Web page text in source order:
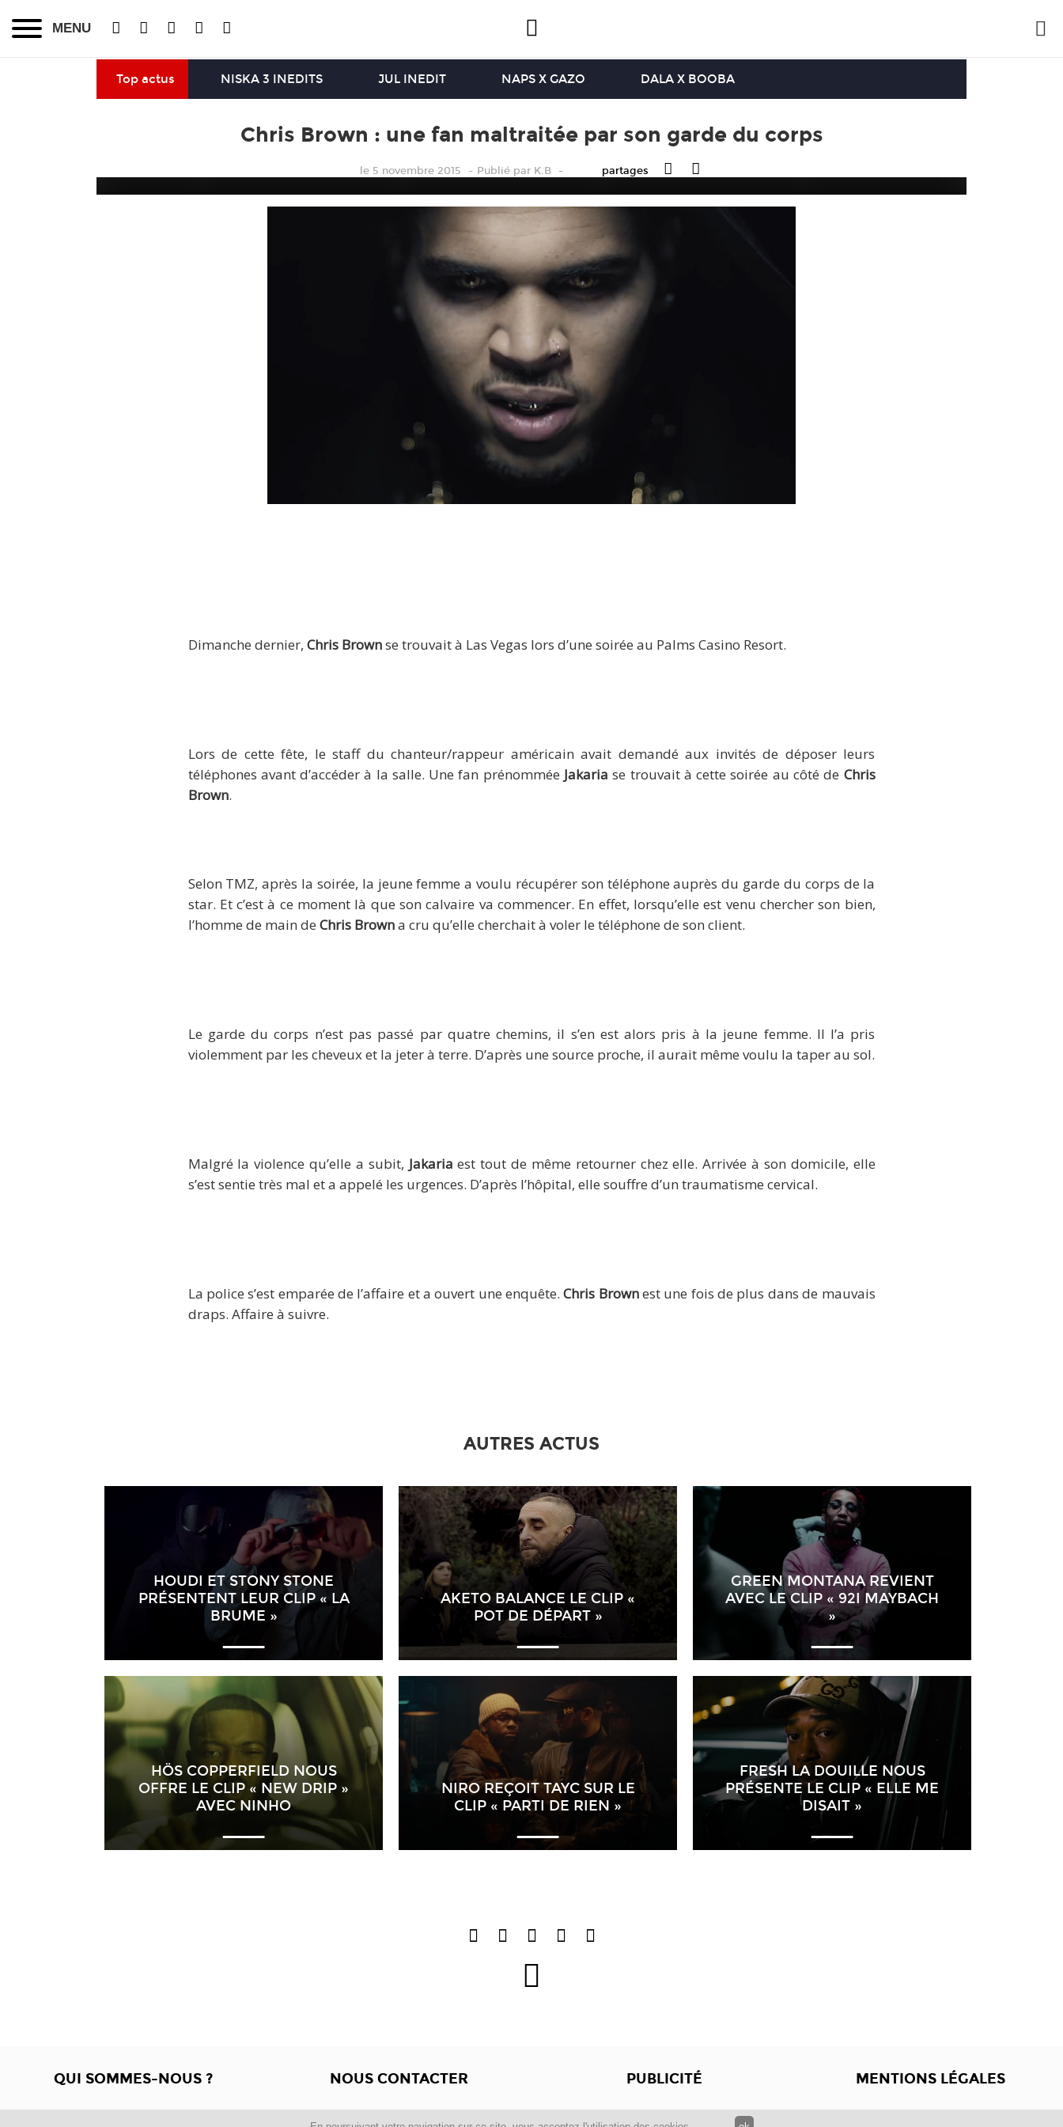
MENU
Top actus NISKA 3 INEDITS JUL INEDIT NAPS X GAZO DALA X BOOBA
Chris Brown : une fan maltraitée par son garde du corps
le 5 novembre 2015 Publiépar K.B partages
Dimanche dernier, Chris Brownse trouvait à Las Vegas lors d’une soirée au Palms Casino Resort.
Lors de cette fête, le staff du chanteur/rappeur américain avait demandé aux invités de déposer leurs
téléphones avant d’accéder à la salle. Une fan prénommée Jakaria se trouvait à cette soirée au côté de Chris
Brown.
Selon TMZ, après la soirée, la jeune femme a voulu récupérer son téléphone auprès du garde du corps de la
star. Et c’est à ce moment là que son calvaire va commencer. En effet, lorsqu’elle est venu chercher son bien,
l’homme de main de Chris Browna cru qu’elle cherchait à voler le téléphone de son client.
Le garde du corps n’est pas passé par quatre chemins, il s’en est alors pris à la jeune femme. Il l’a pris
violemment par les cheveux et la jeter à terre. D’après une source proche, il aurait même voulu la taper au sol.
Malgré la violence qu’elle a subit, Jakaria est tout de même retourner chez elle. Arrivée à son domicile, elle
s’est sentie très mal et a appelé les urgences. D’après l’hôpital, elle souffre d’un traumatisme cervical.
La police s’est emparée de l’affaire et a ouvert une enquête. Chris Brownest une fois de plus dans de mauvais
draps. Affaire à suivre.
AUTRES ACTUS
HOUDI ET STONY STONE
PRÉSENTENT LEUR CLIP « LA
BRUME »
AKETO BALANCE LE CLIP «
POT DE DÉPART »
GREEN MONTANA REVIENT
AVEC LE CLIP « 92I MAYBACH
»
HÖS COPPERFIELD NOUS
OFFRE LE CLIP « NEW DRIP »
AVEC NINHO
NIRO REÇOIT TAYC SUR LE
CLIP « PARTI DE RIEN »
FRESH LA DOUILLE NOUS
PRÉSENTE LE CLIP « ELLE ME
DISAIT »
QUI SOMMES-NOUS ? NOUS CONTACTER PUBLICITÉ MENTIONS LÉGALES